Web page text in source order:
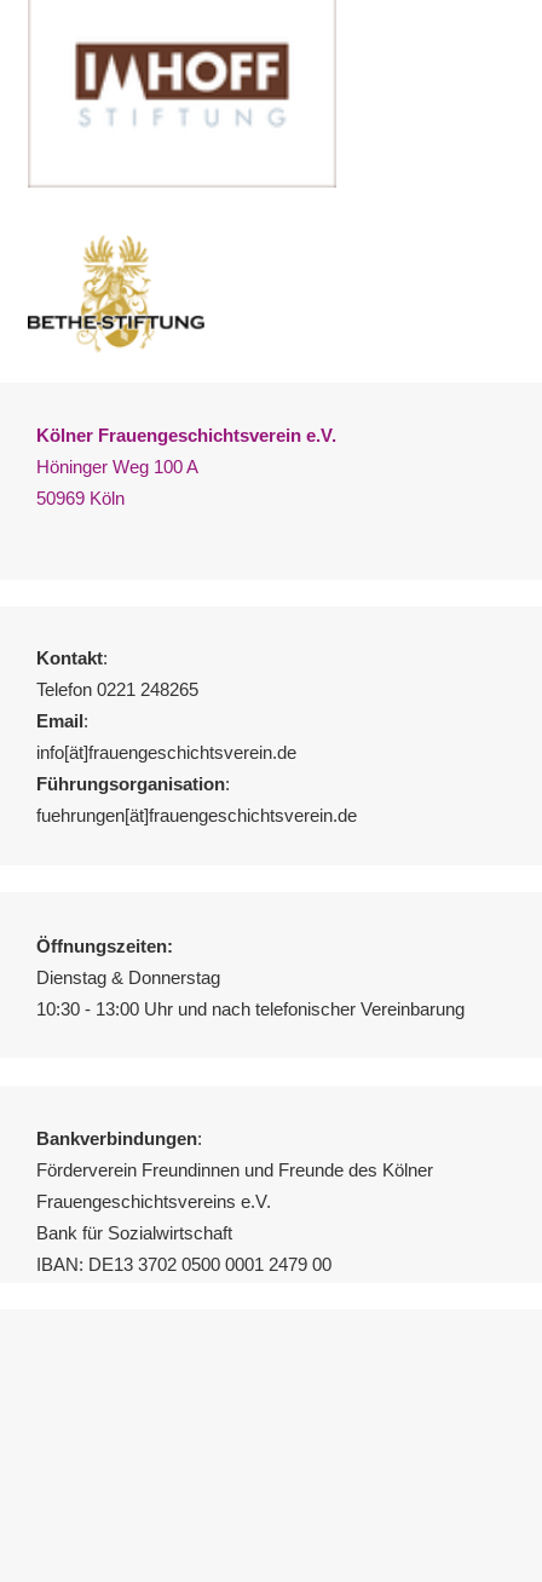
Kölner Frauengeschichtsverein e.V.
Höninger Weg 100 A
50969 Köln
Kontakt:
Telefon 0221 248265
Email:
info[ät]frauengeschichtsverein.de
Führungsorganisation:
fuehrungen[ät]frauengeschichtsverein.de
Öffnungszeiten:
Dienstag & Donnerstag
10:30 - 13:00 Uhr und nach telefonischer Vereinbarung
Bankverbindungen:
Förderverein Freundinnen und Freunde des Kölner
Frauengeschichtsvereins e.V.
Bank für Sozialwirtschaft
IBAN: DE13 3702 0500 0001 2479 00